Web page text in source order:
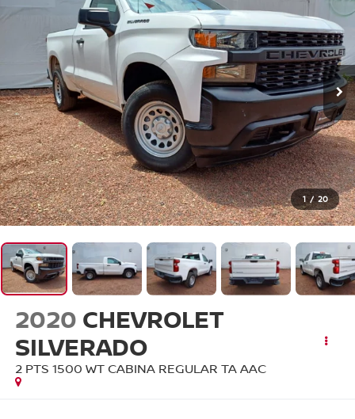
1 / 20
2020 CHEVROLET
SILVERADO
2 PTS 1500 WT CABINA REGULAR TA AAC